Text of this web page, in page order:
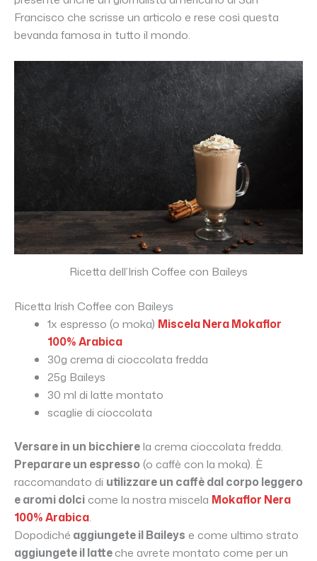
Francisco che scrisse un articolo e rese così questa
bevanda famosa in tutto il mondo.
Ricetta dell’Irish Coffee con Baileys
Ricetta Irish Coffee con Baileys
1x espresso (o moka) Miscela Nera Mokaflor
100% Arabica
30g crema di cioccolata fredda
25g Baileys
30 ml di latte montato
scaglie di cioccolata
Versare in un bicchierela crema cioccolata fredda.
Preparare un espresso(o caffè con la moka). È
raccomandato di utilizzare un caffè dal corpo leggero
e aromi dolci come la nostra miscela Mokaflor Nera
100% Arabica.
Dopodiché aggiungete il Baileys e come ultimo strato
aggiungete il latteche avrete montato come per un